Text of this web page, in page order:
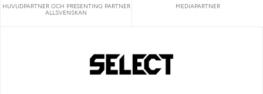
HUVUDPARTNER OCH PRESENTING PARTNER
ALLSVENSKAN
MEDIAPARTNER